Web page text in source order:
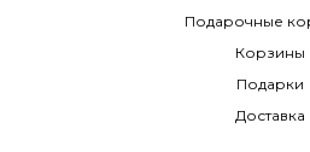
Подарочные
Корзины
Подарки
Доставка